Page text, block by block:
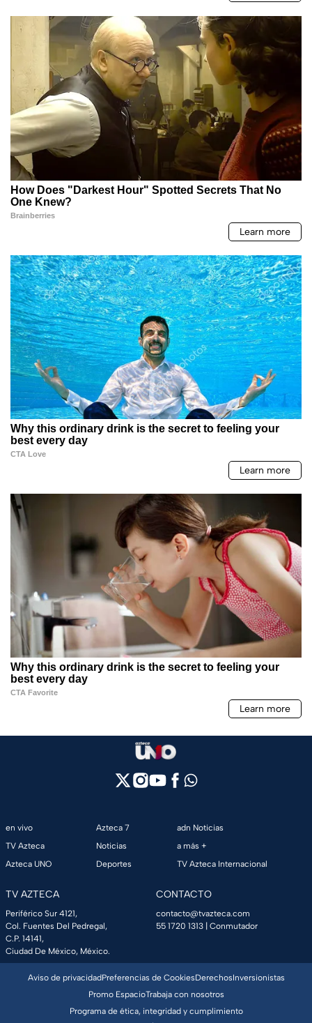
en vivo
TV Azteca
Azteca UNO
Azteca 7
Noticias
Deportes
adn Noticias
a más +
TV Azteca Internacional
TV AZTECA
Periférico Sur 4121,
Col. Fuentes Del Pedregal,
C.P. 14141,
Ciudad De México, México.
CONTACTO
contacto@tvazteca.com
55 1720 1313 | Conmutador
Aviso de privacidadPreferencias de CookiesDerechosInversionistas
Promo EspacioTrabaja con nosotros
Programa de ética, integridad y cumplimiento